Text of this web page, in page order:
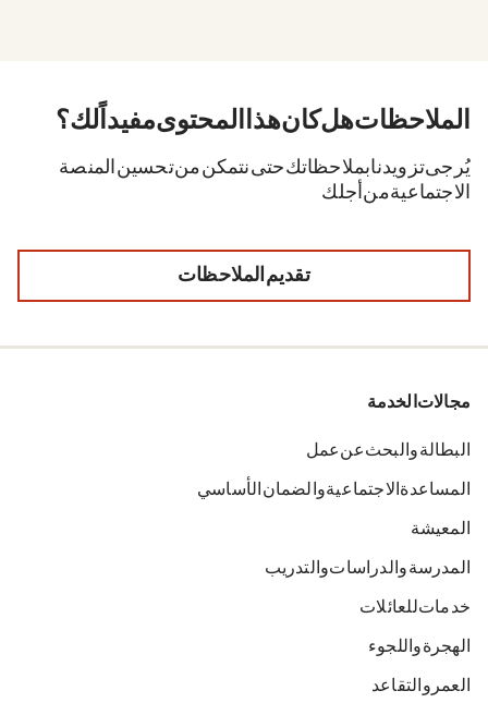
الملاحظات. هل كان هذا المحتوى مفيداً لك؟
يُرجى تزويدنا بملاحظاتك حتى نتمكن من تحسين المنصة
الاجتماعية من أجلك.
تقديم الملاحظات
مجالات الخدمة
البطالة والبحث عن عمل
المساعدة الاجتماعية والضمان الأساسي
المعيشة
المدرسة والدراسات والتدريب
خدمات للعائلات
الهجرة واللجوء
العمر والتقاعد